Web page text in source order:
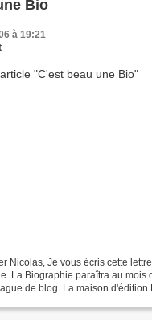
Bio
à 19:21
Nicolas, Je vous écris cette
La Biographie paraîtra au mois
de blog. La maison d'édition